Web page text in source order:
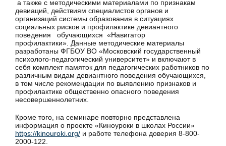
а также с методическими материалами по признакам
девиаций, действиям специалистов органов и
организаций системы образования в ситуациях
социальных рисков и профилактике девиантного
поведения обучающихся «Навигатор
профилактики». Данные методические материалы
разработаны ФГБОУ ВО «Московский государственный
психолого-педагогический университет» и включают в
себя комплект памяток для педагогических работников по
различным видам девиантного поведения обучающихся,
в том числе рекомендации по выявлению признаков и
профилактике общественно опасного поведения
несовершеннолетних.
Кроме того, на семинаре повторно представлена
информация о проекте «Киноуроки в школах России»
https://kinouroki.org/ и работе телефона доверия 8-800-
2000-122.